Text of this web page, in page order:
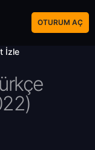
OTURUM AÇ
İzle